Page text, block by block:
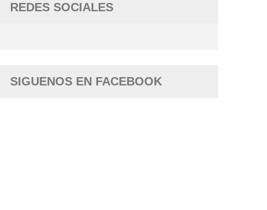
REDES SOCIALES
SIGUENOS EN FACEBOOK